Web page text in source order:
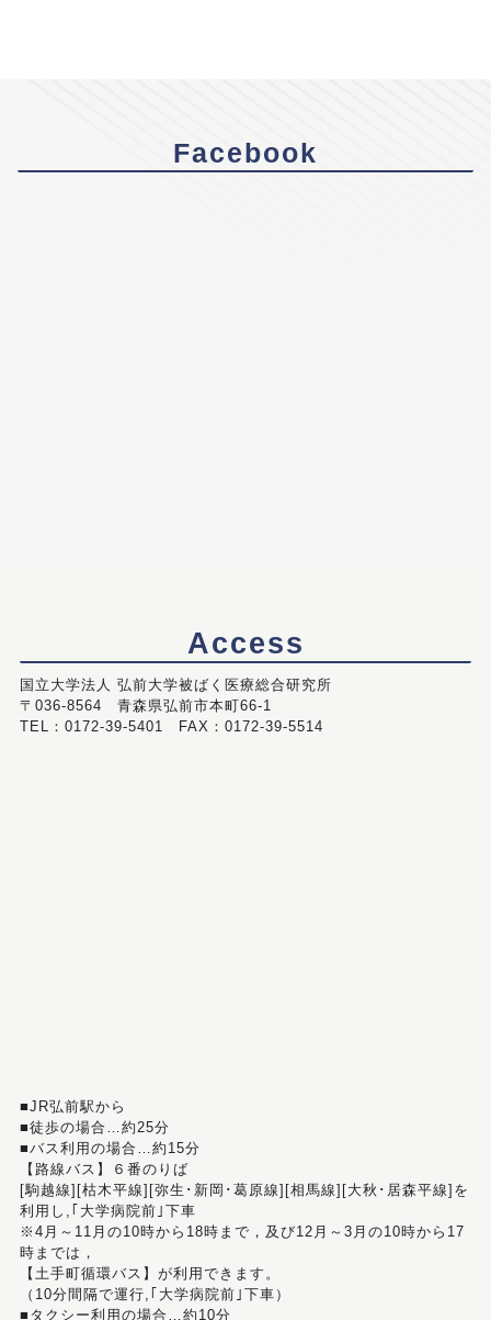
Facebook
Access
国立大学法人 弘前大学被ばく医療総合研究所
〒036-8564 青森県弘前市本町66-1
TEL：0172-39-5401 FAX：0172-39-5514
■JR弘前駅から
■徒歩の場合…約25分
■バス利用の場合…約15分
【路線バス】６番のりば
[駒越線][枯木平線][弥生･新岡･葛原線][相馬線][大秋･居森平線]を
利用し,｢大学病院前｣下車
※4月～11月の10時から18時まで，及び12月～3月の10時から17
時までは，
【土手町循環バス】が利用できます。
（10分間隔で運行,｢大学病院前｣下車）
■タクシー利用の場合…約10分